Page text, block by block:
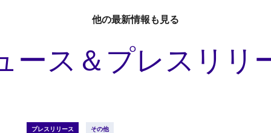
他の最新情報も見る
ース＆プレスリリ
プレスリリース その他